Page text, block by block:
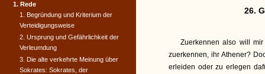
26.
Zuerkennen also will
zuerkennen, ihr Athener?
erleiden oder zu erlegen
1. Rede
1. Begründung und Kriterium der
Verteidigungsweise
2. Ursprung und Gefährlichkeit der
Verleumdung
3. Die alte verkehrte Meinung über
Sokrates: Sokrates, der